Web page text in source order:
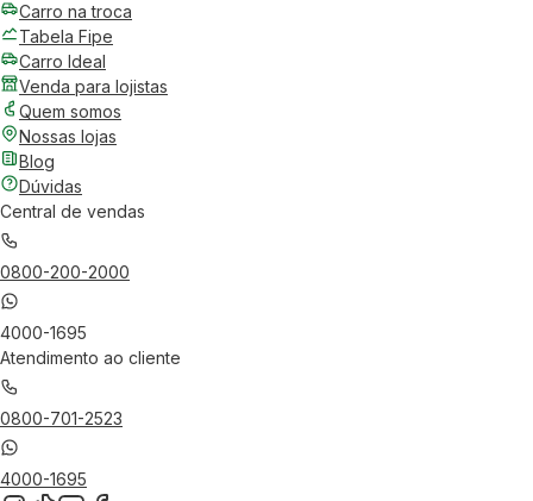
Carro na troca
Tabela Fipe
Carro Ideal
Venda para lojistas
Quem somos
Nossas lojas
Blog
Dúvidas
Central de vendas
0800-200-2000
4000-1695
Atendimento ao cliente
0800-701-2523
4000-1695